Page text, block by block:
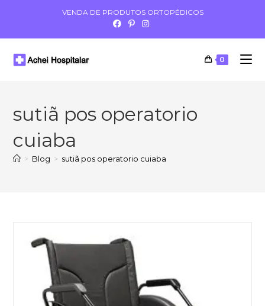
VENDA DE PRODUTOS ORTOPÉDICOS
0
sutiã pos operatorio
cuiaba
> Blog > sutiã pos operatorio cuiaba